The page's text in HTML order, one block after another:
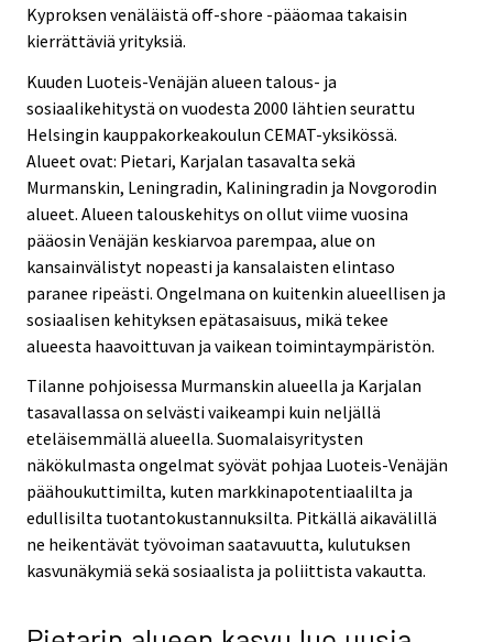
Kyproksen venäläistä off-shore -pääomaa takaisin
kierrättäviä yrityksiä.
Kuuden Luoteis-Venäjän alueen talous- ja
sosiaalikehitystä on vuodesta 2000 lähtien seurattu
Helsingin kauppakorkeakoulun CEMAT-yksikössä.
Alueet ovat: Pietari, Karjalan tasavalta sekä
Murmanskin, Leningradin, Kaliningradin ja Novgorodin
alueet. Alueen talouskehitys on ollut viime vuosina
pääosin Venäjän keskiarvoa parempaa, alue on
kansainvälistyt nopeasti ja kansalaisten elintaso
paranee ripeästi. Ongelmana on kuitenkin alueellisen ja
sosiaalisen kehityksen epätasaisuus, mikä tekee
alueesta haavoittuvan ja vaikean toimintaympäristön.
Tilanne pohjoisessa Murmanskin alueella ja Karjalan
tasavallassa on selvästi vaikeampi kuin neljällä
eteläisemmällä alueella. Suomalaisyritysten
näkökulmasta ongelmat syövät pohjaa Luoteis-Venäjän
päähoukuttimilta, kuten markkinapotentiaalilta ja
edullisilta tuotantokustannuksilta. Pitkällä aikavälillä
ne heikentävät työvoiman saatavuutta, kulutuksen
kasvunäkymiä sekä sosiaalista ja poliittista vakautta.